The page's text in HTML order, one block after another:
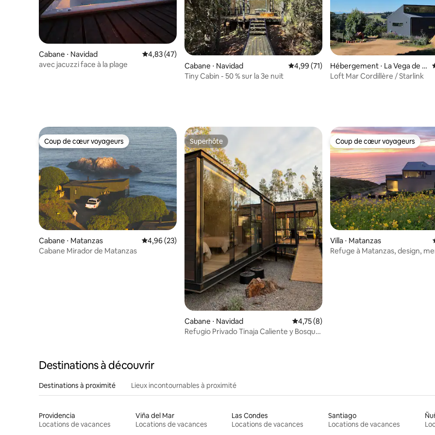
Cabane ⋅ Navidad Évaluation moyenne sur la base de 47 commentaires : 4,83 sur 5
4,83 (47)
avec jacuzzi face à la plage
Cabane ⋅ Navidad Évaluation moyenne sur la base de 71
4,99 (71)
Tiny Cabin - 50 % sur la 3e nuit
Hébergement ⋅ La Vega de P
upuya
Loft Mar Cordillère / Starlink
Coup de cœur voyageurs
Coup de cœur voyageurs
Cabane ⋅ Matanzas Évaluation moyenne sur la base de 23 commentaires : 4,96 sur 5
4,96 (23)
Cabane Mirador de Matanzas
Superhôte
Superhôte
Cabane ⋅ Navidad Évaluation moyenne sur la base de 8
4,75 (8)
Refugio Privado Tinaja Caliente y Bosque
Coup de cœur voyageurs
Coup de cœur voyageurs
Villa ⋅ Matanzas
Refuge à Matanzas, design,
Destinations à découvrir
Destinations à proximité Lieux incontournables à proximité
Providencia
Locations de vacances
Viña del Mar
Locations de vacances
Las Condes
Locations de vacances
Santiago
Locations de vacances